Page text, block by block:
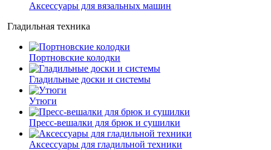
Аксессуары для вязальных машин
Гладильная техника
Портновские колодки
Гладильные доски и системы
Утюги
Пресс-вешалки для брюк и сушилки
Аксессуары для гладильной техники